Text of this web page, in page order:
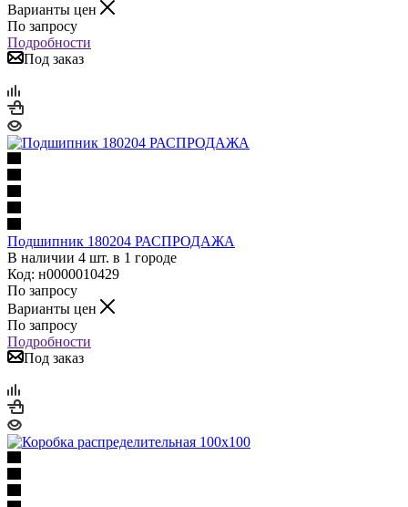
Варианты цен
По запросу
Подробности
Под заказ
Подшипник 180204 РАСПРОДАЖА
В наличии 4 шт. в 1 городе
Код: н0000010429
По запросу
Варианты цен
По запросу
Подробности
Под заказ